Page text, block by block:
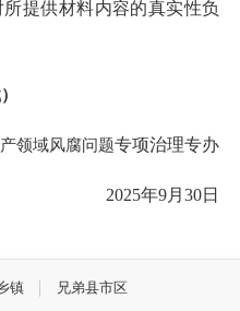
提供材料内容的真实性负
域风腐问题专项治理专办
2025年9月30日
镇 兄弟县市区